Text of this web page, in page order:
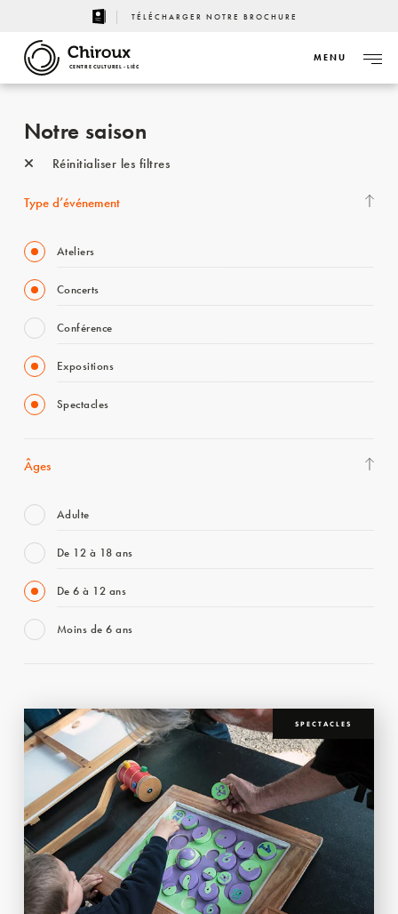
TÉLÉCHARGER NOTRE BROCHURE
CENTRE CULTUREL - LIÈGE
MENU
Notre saison
Réinitialiser les filtres
Type d’événement
Ateliers
Concerts
Conférence
Expositions
Spectacles
Âges
Adulte
De 12 à 18 ans
De 6 à 12 ans
Moins de 6 ans
SPECTACLES